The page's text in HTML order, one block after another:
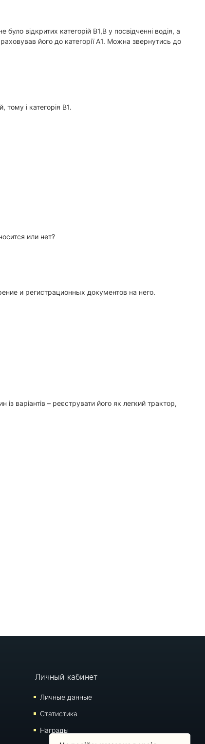
відкритих категорій В1,В у посвідченні водія, а
його до категорії А1. Можна звернутись до
і категорія В1.
или нет?
и регистрационных документов на него.
варіантів – реєструвати його як легкий трактор,
Личный кабинет
Личные данные
Статистика
Награды